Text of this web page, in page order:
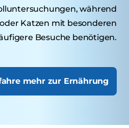
während
Katzen mit besonderen
Besuche benötigen.
mehr zur Ernährung